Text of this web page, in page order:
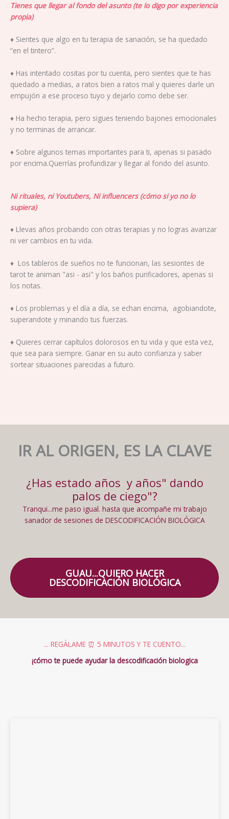
Tienes que llegar al fondo del asunto (te lo digo por experiencia
propia)
♦ Sientes que algo en tu terapia de sanación, se ha quedado
“en el tintero”.
♦ Has intentado cositas por tu cuenta, pero sientes que te has
quedado a medias, a ratos bien a ratos mal y quieres darle un
empujón a ese proceso tuyo y dejarlo como debe ser.
♦ Ha hecho terapia, pero sigues teniendo bajones emocionales
y no terminas de arrancar.
♦ Sobre algunos temas importantes para ti, apenas si pasado
por encima.Querrías profundizar y llegar al fondo del asunto.
Ni rituales, ni Youtubers, Ni influencers (cómo si yo no lo
supiera)
♦ Llevas años probando con otras terapias y no logras avanzar
ni ver cambios en tu vida.
♦ Los tableros de sueños no te funcionan, las sesiontes de
tarot te animan "asi - asi" y los baños purificadores, apenas si
los notas.
♦ Los problemas y el día a día, se echan encima, agobiandote,
superandote y minando tus fuerzas.
♦ Quieres cerrar capítulos dolorosos en tu vida y que esta vez,
que sea para siempre. Ganar en su auto confianza y saber
sortear situaciones parecidas a futuro.
IR AL ORIGEN, ES LA CLAVE
¿Has estado años y años" dando
palos de ciego"?
Tranqui...me paso igual. hasta que acompañe mi trabajo
sanador de sesiones de DESCODIFICACIÓN BIOLÓGICA
GUAU...QUIERO HACER
DESCODIFICACIÓN BIOLÓGICA
... REGÁLAME ⏰ 5 MINUTOS Y TE CUENTO...
¡cómo te puede ayudar la descodificación biologica